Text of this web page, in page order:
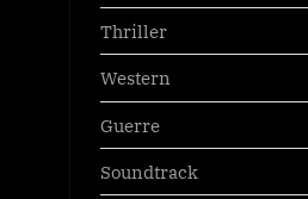
Thriller
Western
Guerre
Soundtrack